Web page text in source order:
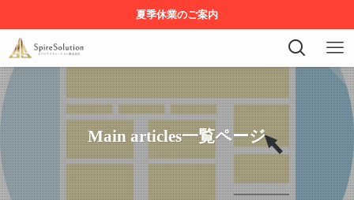
夏季休業のご案内
Main articles一覧ページ